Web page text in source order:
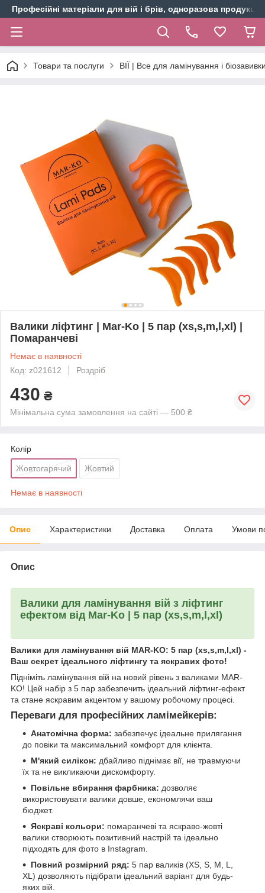
Професійні матеріали для вій і брів, одноразова продукція
Товари та послуги ВІЇ | Все для ламінування і
Валики ліфтинг | Mar-Ko | 5 пар (xs,s,m,l,xl) |
Помаранчеві
Немає в наявності
Код: z021612
Роздріб
430 ₴
Мінімальна сума замовлення на сайті — 500 ₴
Колір
Жовтогарячий Жовтий
Немає в наявності
Опис Характеристики Доставка Оплата Умови
Опис
Валики для ламінування вій з ліфтинг
ефектом від Mar-Ko | 5 пар (xs,s,m,l,xl)
Валики для ламінування вій MAR-KO: 5 пар (xs,s,m,l,xl) -
Ваш секрет ідеального ліфтингу та яскравих фото!
Підніміть ламінування вій на новий рівень з валиками MAR-
KO! Цей набір з 5 пар забезпечить ідеальний ліфтинг-ефект
та стане яскравим акцентом у вашому робочому процесі.
Переваги для професійних ламімейкерів:
Анатомічна форма: забезпечує ідеальне прилягання
до повіки та максимальний комфорт для клієнта.
М'який силікон: дбайливо піднімає вії, не травмуючи
їх та не викликаючи дискомфорту.
Повільне вбирання фарбника: дозволяє
використовувати валики довше, економлячи ваш
бюджет.
Яскраві кольори: помаранчеві та яскраво-жовті
валики створюють позитивний настрій та ідеально
підходять для фото в Instagram.
Повний розмірний ряд: 5 пар валиків (XS, S, M, L,
XL) дозволяють підібрати ідеальний варіант для будь-
яких вій.